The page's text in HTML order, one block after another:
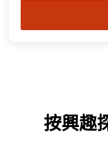
按興趣